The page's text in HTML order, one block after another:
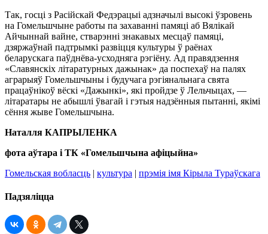
Так, госці з Расійскай Федэрацыі адзначылі высокі ўзровень
на Гомельшчыне работы па захаванні памяці аб Вялікай
Айчыннай вайне, стварэнні знакавых месцаў памяці,
дзяржаўнай падтрымкі развіцця культуры ў раёнах
беларускага паўднёва-усходняга рэгіёну. Ад правядзення
«Славянскіх літаратурных дажынак» да поспехаў на палях
аграрыяў Гомельшчыны і будучага рэгіянальнага свята
працаўнікоў вёскі «Дажынкі», які пройдзе ў Лельчыцах, —
літаратары не абышлі ўвагай і гэтыя надзённыя пытанні, якімі
сёння жыве Гомельшчына.
Наталля КАПРЫЛЕНКА
фота аўтара і ТК «Гомельшчына афіцыйна»
Гомельская вобласць | культура | прэмія імя Кірыла Тураўскага
Падзяліцца